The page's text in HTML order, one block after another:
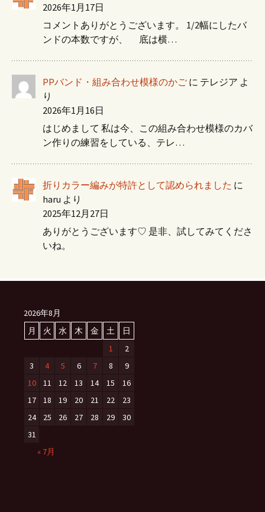
2026年1月17日
コメントありがとうございます。 1/2幅にしたバ
ンドの本数ですが、 底は横…
PPバンド・組み合わせ模様のかご に テレジア よ
り
2026年1月16日
はじめまして 私は今、この組み合わせ模様のカバ
ン作りの練習をしている、テレ…
折りカラー編みが特許として認められました に
haru より
2025年12月27日
ありがとうございます♡ 是非、試してみてくださ
いね。
2026年8月
月
火 水 木 金 土
日
1
2
3
4 5 6 7 8
9
10
11 12 13 14 15
16
17
18 19 20 21 22
23
24
25 26 27 28 29
30
31
« 7月